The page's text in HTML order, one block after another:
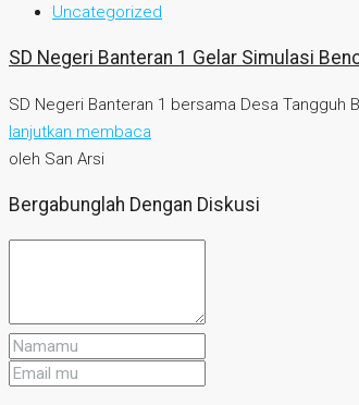
Uncategorized
SD Negeri Banteran 1 Gelar Simulasi
SD Negeri Banteran 1 bersama Desa
lanjutkan membaca
oleh San Arsi
Bergabunglah Dengan Diskusi